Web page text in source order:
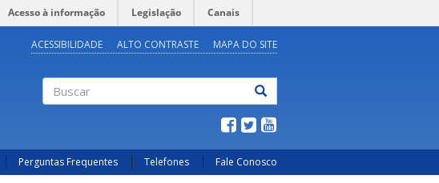
Acesso à informação Legislação Canais
ACESSIBILIDADE ALTO CONTRASTE MAPA DO SITE
Perguntas Frequentes Telefones Fale Conosco